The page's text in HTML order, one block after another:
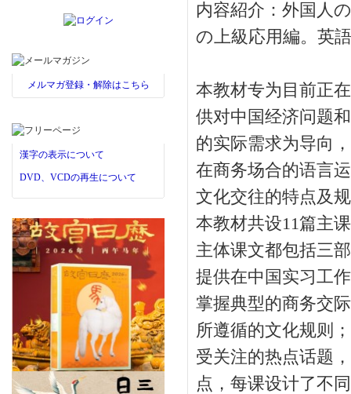
メルマガ登録・解除はこちら
漢字の表示について
DVD、VCDの再生について
内容紹介：外国人
の上級応用編。英
本教材专为目前正
供对中国经济问题
的实际需求为导向
在商务场合的语言
文化交往的特点及
本教材共设11篇主
主体课文都包括三
提供在中国实习工
掌握典型的商务交
所遵循的文化规则
受关注的热点话题
点，每课设计了不